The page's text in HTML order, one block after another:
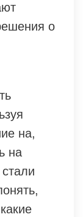
о
на,
на